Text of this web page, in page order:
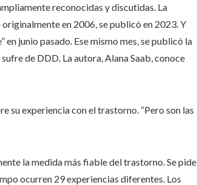
reconocidas y discutidas. La
en 2006, se publicó en 2023. Y
junio pasado. Ese mismo mes, se publicó la
de DDD. La autora, Alana Saab, conoce
su experiencia con el trastorno. “Pero son las
la medida más fiable del trastorno. Se pide
ocurren 29 experiencias diferentes. Los